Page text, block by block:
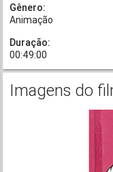
Gênero:
Animação
Duração:
00:49:00
Imagens do